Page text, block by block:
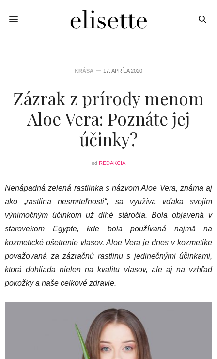
KRÁSA 17. APRÍLA 2020
Zázrak z prírody menom
Aloe Vera: Poznáte jej
účinky?
od REDAKCIA
Nenápadná zelená rastlinka s názvom Aloe Vera, známa aj
ako „rastlina nesmrteľnosti“, sa využíva vďaka svojim
výnimočným účinkom už dlhé stáročia. Bola objavená v
starovekom Egypte, kde bola používaná najmä na
kozmetické ošetrenie vlasov. Aloe Vera je dnes v kozmetike
považovaná za zázračnú rastlinu s jedinečnými účinkami,
ktorá dohliada nielen na kvalitu vlasov, ale aj na vzhľad
pokožky a naše celkové zdravie.